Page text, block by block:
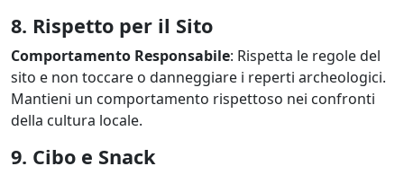
8. Rispetto per il Sito
Comportamento Responsabile: Rispetta le regole del
sito e non toccare o danneggiare i reperti archeologici.
Mantieni un comportamento rispettoso nei confronti
della cultura locale.
9. Cibo e Snack